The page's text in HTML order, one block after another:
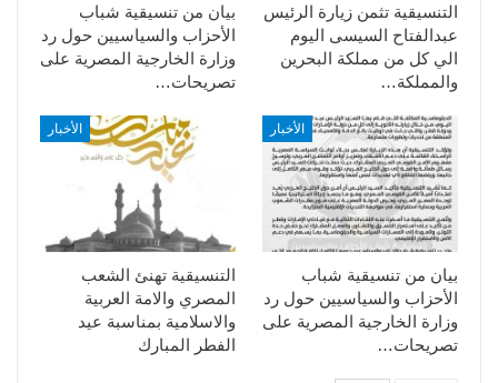
بيان من تنسيقية شباب
الأحزاب والسياسيين حول رد
وزارة الخارجية المصرية على
تصريحات…
التنسيقية تثمن زيارة الرئيس
عبدالفتاح السيسى اليوم
الي كل من مملكة البحرين
والمملكة…
الأخبار
التنسيقية تهنئ الشعب
المصري والامة العربية
والاسلامية بمناسبة عيد
الفطر المبارك
الأخبار
بيان من تنسيقية شباب
الأحزاب والسياسيين حول رد
وزارة الخارجية المصرية على
تصريحات…